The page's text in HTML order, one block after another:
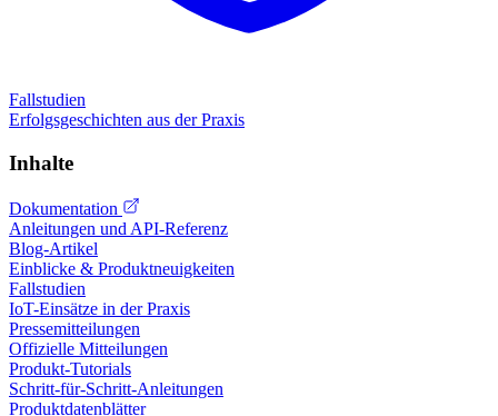
Fallstudien
Erfolgsgeschichten aus der Praxis
Inhalte
Dokumentation
Anleitungen und API-Referenz
Blog-Artikel
Einblicke & Produktneuigkeiten
Fallstudien
IoT-Einsätze in der Praxis
Pressemitteilungen
Offizielle Mitteilungen
Produkt-Tutorials
Schritt-für-Schritt-Anleitungen
Produktdatenblätter